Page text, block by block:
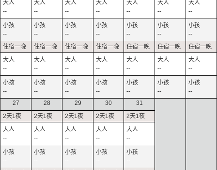
--
--
--
--
--
--
--
--
--
--
--
--
--
--
--
--
--
--
--
--
--
--
--
--
--
--
--
--
27
--
--
28
--
--
29
--
--
30
--
--
31
--
--